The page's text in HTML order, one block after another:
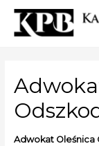
Adwokat Oleśnica